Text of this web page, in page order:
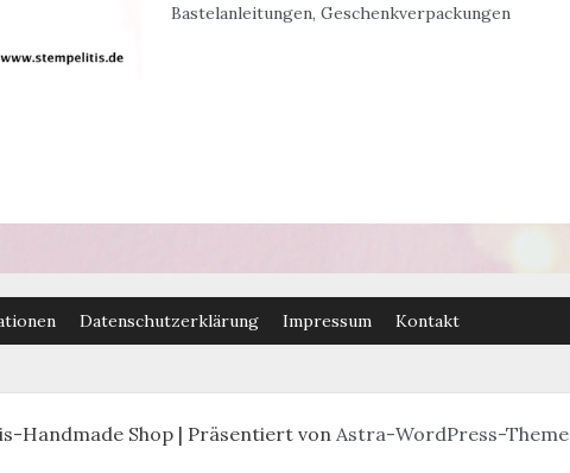
Bastelanleitungen, Geschenkverpackungen
Datenschutzerklärung Impressum Kontakt
Handmade Shop | Präsentiert von Astra-WordPress-Theme